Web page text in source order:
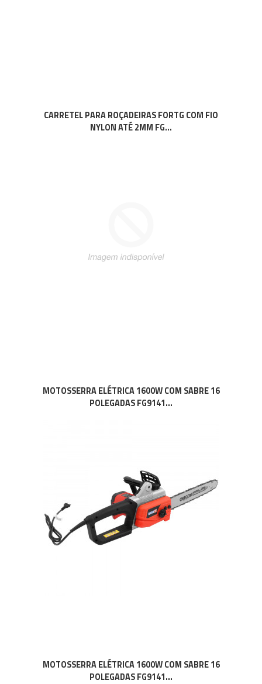
CARRETEL PARA ROÇADEIRAS FORTG COM FIO
NYLON ATÉ 2MM FG...
MOTOSSERRA ELÉTRICA 1600W COM SABRE 16
POLEGADAS FG9141...
MOTOSSERRA ELÉTRICA 1600W COM SABRE 16
POLEGADAS FG9141...